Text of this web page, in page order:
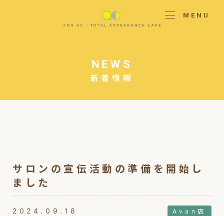
MENU
新着情報
NEWS
サロンの宣伝活動の準備を開始し
ました
2024.09.18 Avan店